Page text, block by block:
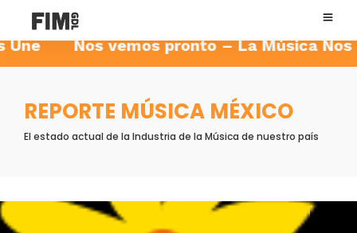
Nos vemos pronto – La Música Nos
REPORTE MÚSICA MÉXICO
El estado actual de la Industria de la Música de nuestro país